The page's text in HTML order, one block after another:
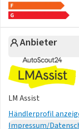
* LED-
*
*
Vordersitzlehne
*
* Licht- und
* Media System Plus
* Mittelarmlehne
*
Anbieter
LM Assist
Händlerprofil
Impressum/